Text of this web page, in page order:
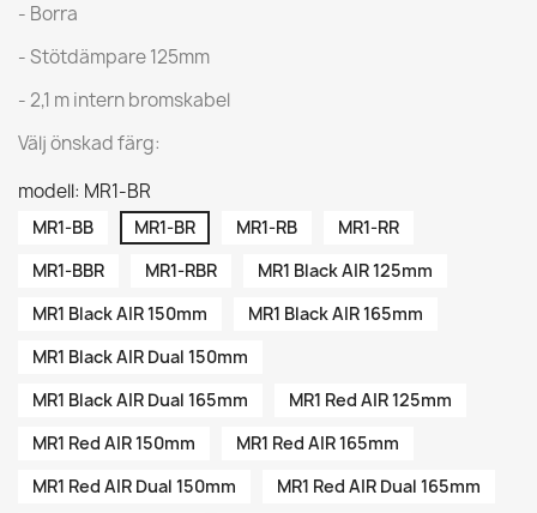
- Borra
- Stötdämpare 125mm
- 2,1 m intern bromskabel
Välj önskad färg:
modell: MR1-BR
MR1-BB MR1-BR MR1-RB
MR1-RR
MR1-BBR
MR1-RBR
MR1 Black AIR 125mm
MR1 Black AIR 150mm
MR1 Black AIR 165mm
MR1 Black AIR Dual 150mm
MR1 Black AIR Dual 165mm
MR1 Red AIR 125mm
MR1 Red AIR 150mm
MR1 Red AIR 165mm
MR1 Red AIR Dual 150mm
MR1 Red AIR Dual 165mm